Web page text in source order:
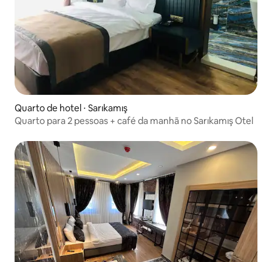
Quarto de hotel ⋅ Sarıkamış
Quarto para 2 pessoas + café da manhã no Sarıkamış Otel